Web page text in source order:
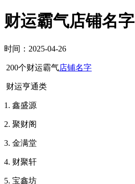
财运霸气店铺名字
时间：2025-04-26
200个财运霸气店铺名字
财运亨通类
1. 鑫盛源
2. 聚财阁
3. 金满堂
4. 财聚轩
5. 宝鑫坊